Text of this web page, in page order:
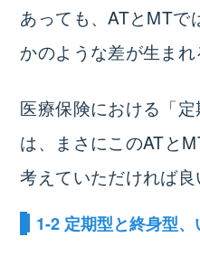
あっても、ATとMTで
かのような差が生まれ
医療保険における「
は、まさにこのATと
考えていただければ良
1-2 定期型と終身型